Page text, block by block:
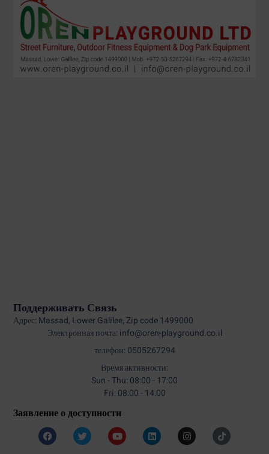
Поддерживать Связь
Адрес: Massad, Lower Galilee, Zip code 1499000
Электронная почта: info@oren-playground.co.il
телефон: 0505267294
Время активности:
Sun - Thu: 08:00 - 17:00
Fri: 08:00 - 14:00
Заявление о доступности